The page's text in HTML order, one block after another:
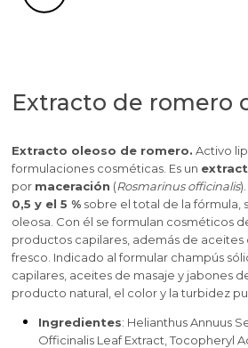
Extracto de romero
Extracto oleoso de romero. Activo
formulaciones cosméticas. Es un
por maceración (Rosmarinus officinalis
0,5 y el 5 %sobre el total de la fórmula,
oleosa. Con él se formulan cosméticos
productos capilares, además de
fresco. Indicado al formular champús
capilares, aceites de masaje y jabones
producto natural, el color y la turbidez
Ingredientes: Helianthus Annuus
Officinalis Leaf Extract, Tocopheryl